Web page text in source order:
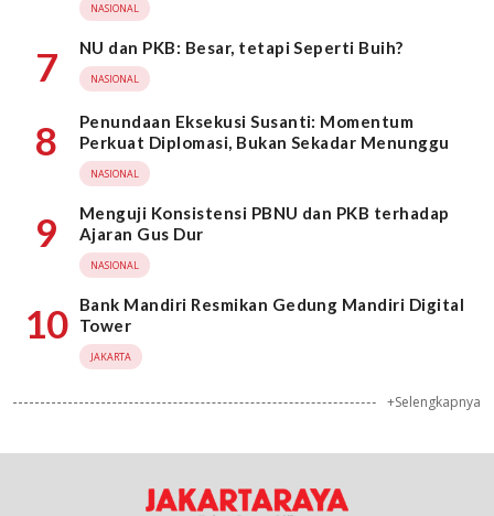
NASIONAL
7 NU dan PKB: Besar, tetapi Seperti Buih?
NASIONAL
8
Penundaan Eksekusi Susanti: Momentum
Perkuat Diplomasi, Bukan Sekadar Menunggu
NASIONAL
9
Menguji Konsistensi PBNU dan PKB terhadap
Ajaran Gus Dur
NASIONAL
10
Bank Mandiri Resmikan Gedung Mandiri Digital
Tower
JAKARTA
+Selengkapnya